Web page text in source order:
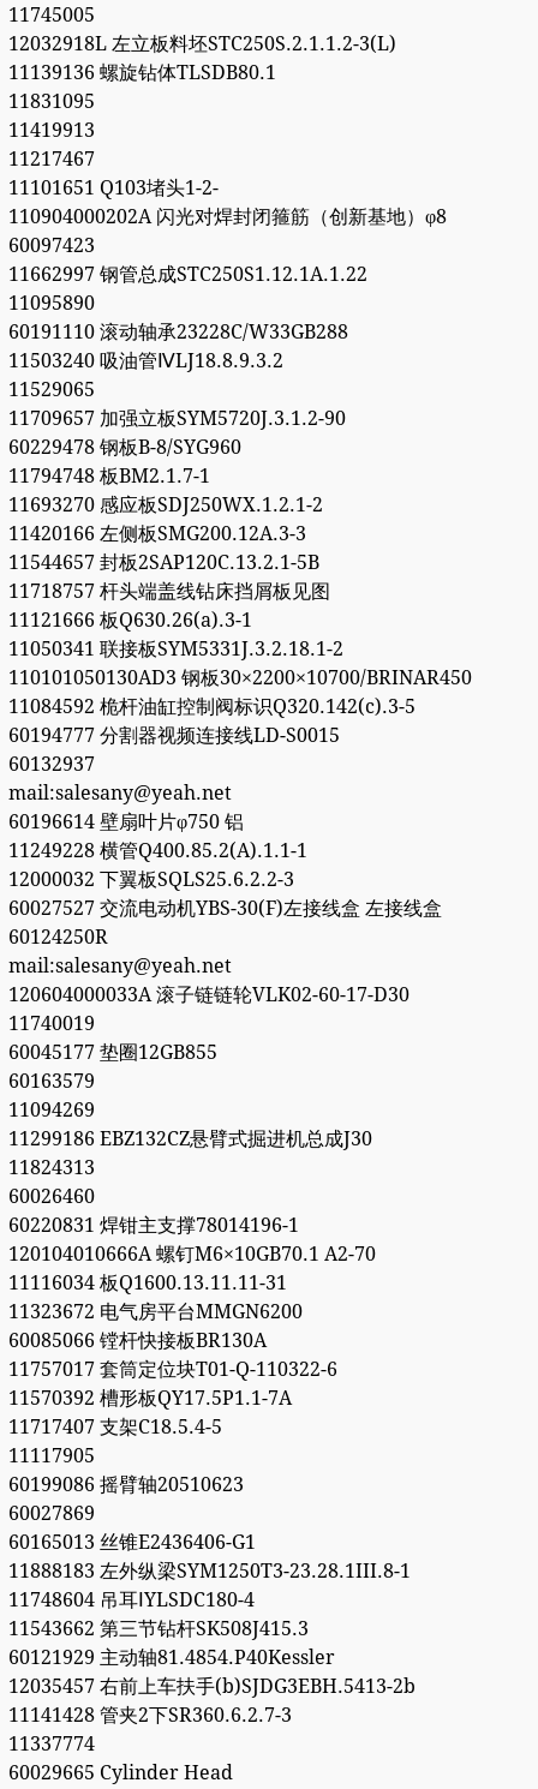
11745005
12032918L 左立板料坯STC250S.2.1.1.2-3(L)
11139136 螺旋钻体TLSDB80.1
11831095
11419913
11217467
11101651 Q103堵头1-2-
110904000202A 闪光对焊封闭箍筋（创新基地）φ8
60097423
11662997 钢管总成STC250S1.12.1A.1.22
11095890
60191110 滚动轴承23228C/W33GB288
11503240 吸油管ⅣLJ18.8.9.3.2
11529065
11709657 加强立板SYM5720J.3.1.2-90
60229478 钢板B-8/SYG960
11794748 板BM2.1.7-1
11693270 感应板SDJ250WX.1.2.1-2
11420166 左侧板SMG200.12A.3-3
11544657 封板2SAP120C.13.2.1-5B
11718757 杆头端盖线钻床挡屑板见图
11121666 板Q630.26(a).3-1
11050341 联接板SYM5331J.3.2.18.1-2
110101050130AD3 钢板30×2200×10700/BRINAR450
11084592 桅杆油缸控制阀标识Q320.142(c).3-5
60194777 分割器视频连接线LD-S0015
60132937
mail:salesany@yeah.net
60196614 壁扇叶片φ750 铝
11249228 横管Q400.85.2(A).1.1-1
12000032 下翼板SQLS25.6.2.2-3
60027527 交流电动机YBS-30(F)左接线盒 左接线盒
60124250R
mail:salesany@yeah.net
120604000033A 滚子链链轮VLK02-60-17-D30
11740019
60045177 垫圈12GB855
60163579
11094269
11299186 EBZ132CZ悬臂式掘进机总成J30
11824313
60026460
60220831 焊钳主支撑78014196-1
120104010666A 螺钉M6×10GB70.1 A2-70
11116034 板Q1600.13.11.11-31
11323672 电气房平台MMGN6200
60085066 镗杆快接板BR130A
11757017 套筒定位块T01-Q-110322-6
11570392 槽形板QY17.5P1.1-7A
11717407 支架C18.5.4-5
11117905
60199086 摇臂轴20510623
60027869
60165013 丝锥E2436406-G1
11888183 左外纵梁SYM1250T3-23.28.1III.8-1
11748604 吊耳ⅠYLSDC180-4
11543662 第三节钻杆SK508J415.3
60121929 主动轴81.4854.P40Kessler
12035457 右前上车扶手(b)SJDG3EBH.5413-2b
11141428 管夹2下SR360.6.2.7-3
11337774
60029665 Cylinder Head